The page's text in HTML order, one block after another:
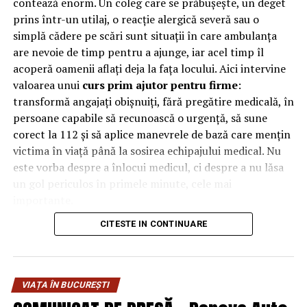
sau bogat in acizi grasi esentiali.
Canepa este utilizata inclusiv in industria constructiilor,
in produse precum izolatii, panouri de perete si chiar
blocuri de constructie. Aceste materiale sunt
recunoscute pentru proprietatile lor izolatoare si
pentru capacitatea de a regla umiditatea in interior.
Uleiul de canepa este folosit intr-o varietate de produse
cosmetice, inclusiv lotiuni, creme, balsamuri pentru
buze si sampoane, datorita proprietatilor sale
Canepa poate fi folosita si pentru productia de hartie,
fiind o alternativa ecologica la hartia obtinuta din
Resturile de canepa pot fi transformate in bioplastice,
prins într-un utilaj, o reacție alergică severă sau o
simplă cădere pe scări sunt situații în care ambulanța
are nevoie de timp pentru a ajunge, iar acel timp îl
acoperă oamenii aflați deja la fața locului. Aici intervine
valoarea unui curs prim ajutor pentru firme:
transformă angajați obișnuiți, fără pregătire medicală, în
persoane capabile să recunoască o urgență, să sune
corect la 112 și să aplice manevrele de bază care mențin
victima în viață până la sosirea echipajului medical. Nu
este vorba despre a înlocui medicul, ci despre a nu lăsa
De ce contează primele minute
la locul de muncă
În multe urgențe grave, deznodământul se decide
CITESTE IN CONTINUARE
VIAȚA ÎN BUCUREȘTI